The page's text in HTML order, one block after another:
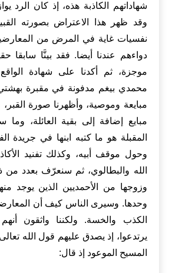
شهاداتهم الكاذبة هذه، إذ كان الرد
وقد ظهر هذا الاعتراض بصورته
نفسيات غاية في المرض من
دواءهم عندنا أيضا. فقد بينَّا سابقا
موجزة، ثم أكدنا على شهادة
محمدي بيغم مدفونة في مقبرة
مبايعة وموصية، وأظهرنا صورة القبر،
مبايع إضافة إلى بقية العائلة، وما
المقبلة هو ما كتبه ابنها في جريدة
وحول موقف أبيه، وكذلك تفنيد
الله والبطالوي، ثم سنعرّف بعدد من
وزوجها من الأحمديين الذين يوجد
وحدها. وسيرى الناس كيف أن
الكذب والخسة. ولكننا واثقون
يرتدعوا، إذ يصدق عليهم قول الله
المسيح الموعود إذ قال: